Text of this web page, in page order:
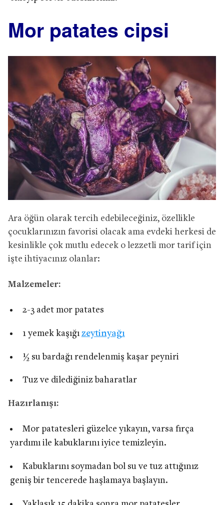
Mor patates cipsi
Ara öğün olarak tercih edebileceğiniz, özellikle
çocuklarınızın favorisi olacak ama evdeki herkesi de
kesinlikle çok mutlu edecek o lezzetli mor tarif için
işte ihtiyacınız olanlar:
Malzemeler:
2-3 adet mor patates
1 yemek kaşığı zeytinyağı
½ su bardağı rendelenmiş kaşar peyniri
Tuz ve dilediğiniz baharatlar
Hazırlanışı:
Mor patatesleri güzelce yıkayın, varsa fırça
yardımı ile kabuklarını iyice temizleyin.
Kabuklarını soymadan bol su ve tuz attığınız
geniş bir tencerede haşlamaya başlayın.